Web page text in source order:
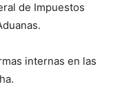
de Impuestos
internas en las